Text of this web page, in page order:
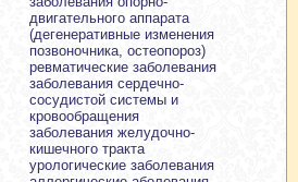
двигательного аппарата
(дегенеративные изменения
позвоночника, остеопороз)
ревматические заболевания
заболевания сердечно-
сосудистой системы и
кровообращения
заболевания желудочно-
кишечного тракта
урологические заболевания